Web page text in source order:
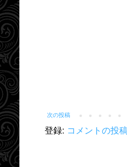
次の投稿
登録: コメントの投